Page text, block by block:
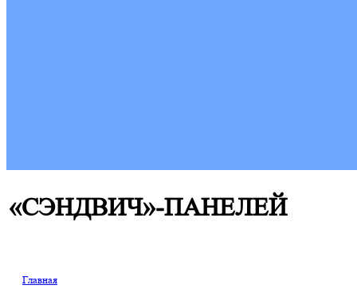
«СЭНДВИЧ»-ПАНЕЛЕЙ
Главная